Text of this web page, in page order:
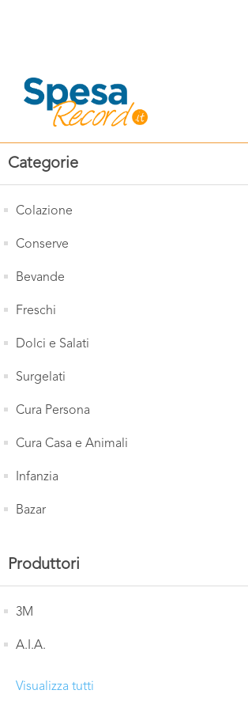
Categorie
Colazione
Conserve
Bevande
Freschi
Dolci e Salati
Surgelati
Cura Persona
Cura Casa e Animali
Infanzia
Bazar
Produttori
3M
A.I.A.
Visualizza tutti